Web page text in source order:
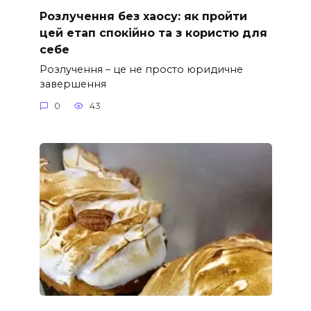
Розлучення без хаосу: як пройти
цей етап спокійно та з користю для
себе
Розлучення – це не просто юридичне
завершення
0 43